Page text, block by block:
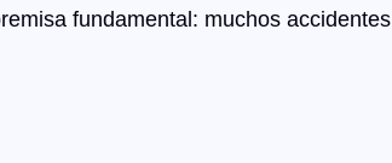
fundamental: muchos accidentes